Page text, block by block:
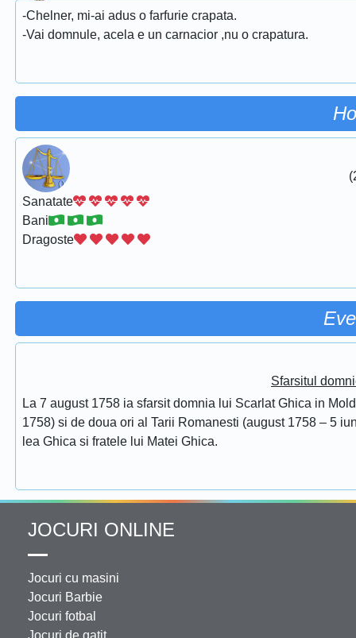
-Chelner, mi-ai adus o farfurie crapata.
-Vai domnule, acela e un carnacior ,nu o crapatura.
Sanatate
Bani
Dragoste
Sfarsitul
La 7 august 1758 ia sfarsit domnia lui Scarlat Ghica in
1758) si de doua ori al Tarii Romanesti (august 1758 – 5
lea Ghica si fratele lui Matei Ghica.
JOCURI ONLINE
Jocuri cu masini
Jocuri Barbie
Jocuri fotbal
Jocuri de gatit